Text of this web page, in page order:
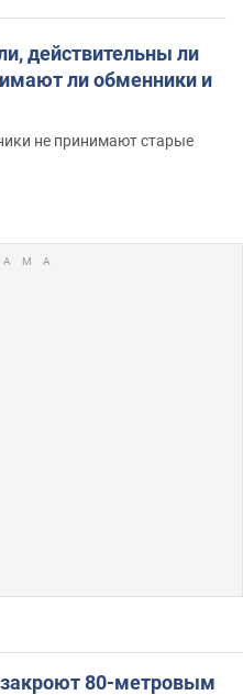
действительны ли
ли обменники и
не принимают старые
80-метровым